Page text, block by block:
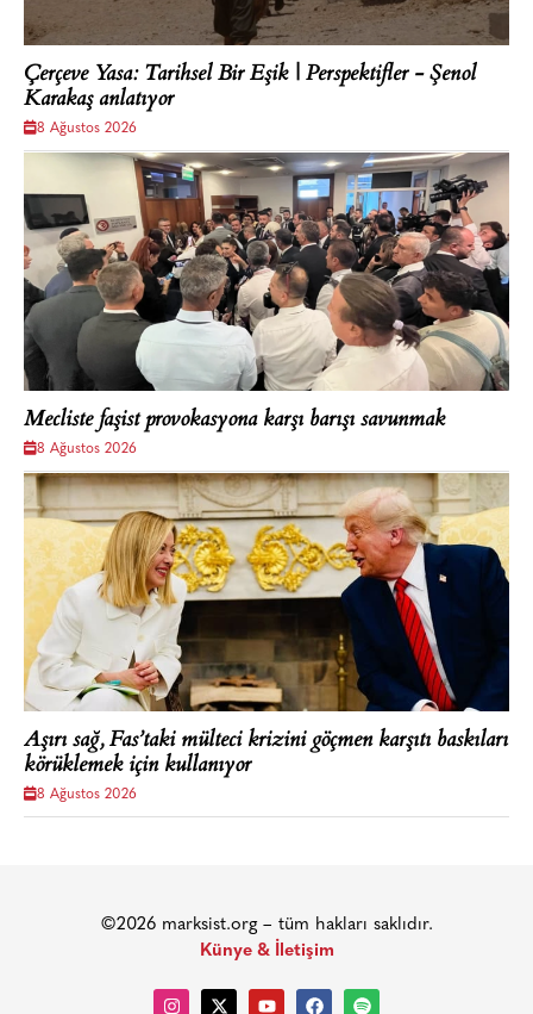
Çerçeve Yasa: Tarihsel Bir Eşik | Perspektifler - Şenol
Karakaş anlatıyor
8 Ağustos 2026
Mecliste faşist provokasyona karşı barışı savunmak
8 Ağustos 2026
Aşırı sağ, Fas’taki mülteci krizini göçmen karşıtı baskıları
körüklemek için kullanıyor
8 Ağustos 2026
©2026 marksist.org – tüm hakları saklıdır.
Künye & İletişim